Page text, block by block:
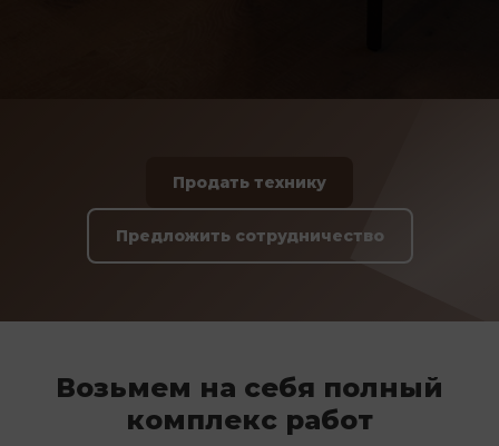
Продать технику
Предложить сотрудничество
Возьмем на себя полный
комплекс работ